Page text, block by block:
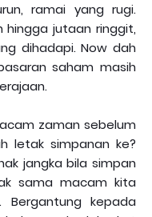
ramai yang rugi.
hingga jutaan ringgit,
dihadapi. Now dah
saham masih
zaman sebelum
letak simpanan ke?
jangka bila simpan
sama macam kita
kepada